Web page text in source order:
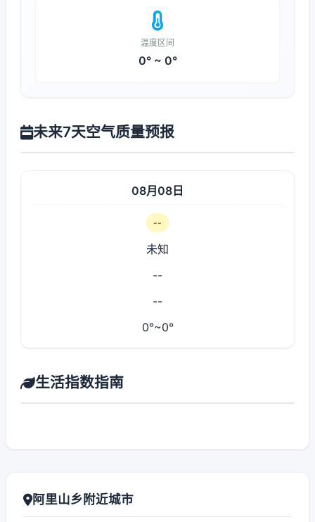
温度区间
0° ~ 0°
未来7天空气质量预报
08月08日
--
未知
--
--
0°~0°
生活指数指南
阿里山乡附近城市